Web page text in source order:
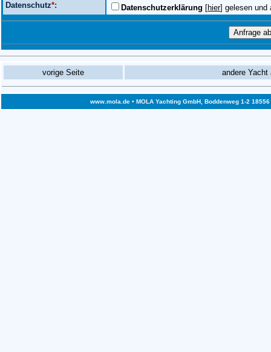
Datenschutz*: Datenschutzerklärung [hier] gelesen und
vorige Seite andere Yacht
www.mola.de• MOLA Yachting GmbH, Boddenweg 1-2